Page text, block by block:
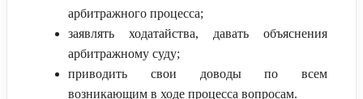
арбитражного процесса;
заявлять ходатайства, давать объяснения
арбитражному суду;
приводить свои доводы по всем
возникающим в ходе процесса вопросам.